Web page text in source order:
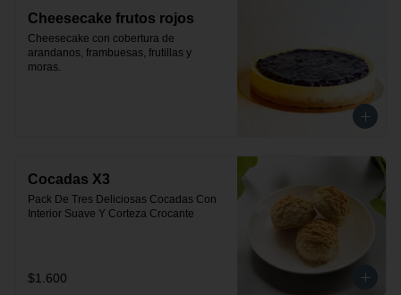
Cheesecake frutos rojos
Cheesecake con cobertura de
arandanos, frambuesas, frutillas y
moras.
Cocadas X3
Pack De Tres Deliciosas Cocadas Con
Interior Suave Y Corteza Crocante
$1.600